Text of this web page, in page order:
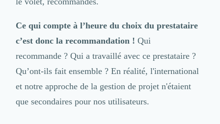
Droit Commercial
Propriété Intellectuelle (IP/IT)
Banque
Recouvrement
Financement de matériel ou équipement
Due Diligence
Solutions de Paiement
Ce qui compte à l’heure du choix du prestataire
c’est donc la recommandation ! Qui
recommande ? Qui a travaillé avec ce prestataire ?
Qu’ont-ils fait ensemble ? En réalité, l'international
et notre approche de la gestion de projet n'étaient
que secondaires pour nos utilisateurs.